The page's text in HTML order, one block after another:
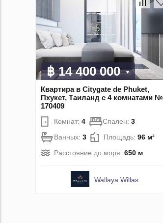
฿ 14 400 000
Квартира в Citygate de Phuket,
Пхукет, Таиланд с 4 комнатами №
170409
Комнат: 4 Спален: 3
Ванных: 3 Площадь: 96 м²
Расстояние до моря: 650 м
Wallaya Willas